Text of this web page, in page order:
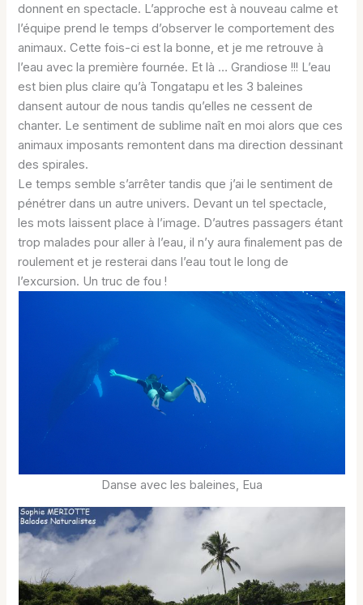
donnent en spectacle. L’approche est à nouveau calme et
l’équipe prend le temps d’observer le comportement des
animaux. Cette fois-ci est la bonne, et je me retrouve à
l’eau avec la première fournée. Et là … Grandiose !!! L’eau
est bien plus claire qu’à Tongatapu et les 3 baleines
dansent autour de nous tandis qu’elles ne cessent de
chanter. Le sentiment de sublime naît en moi alors que ces
animaux imposants remontent dans ma direction dessinant
des spirales.
Le temps semble s’arrêter tandis que j’ai le sentiment de
pénétrer dans un autre univers. Devant un tel spectacle,
les mots laissent place à l’image. D’autres passagers étant
trop malades pour aller à l’eau, il n’y aura finalement pas de
roulement et je resterai dans l’eau tout le long de
l’excursion. Un truc de fou !
Danse avec les baleines, Eua